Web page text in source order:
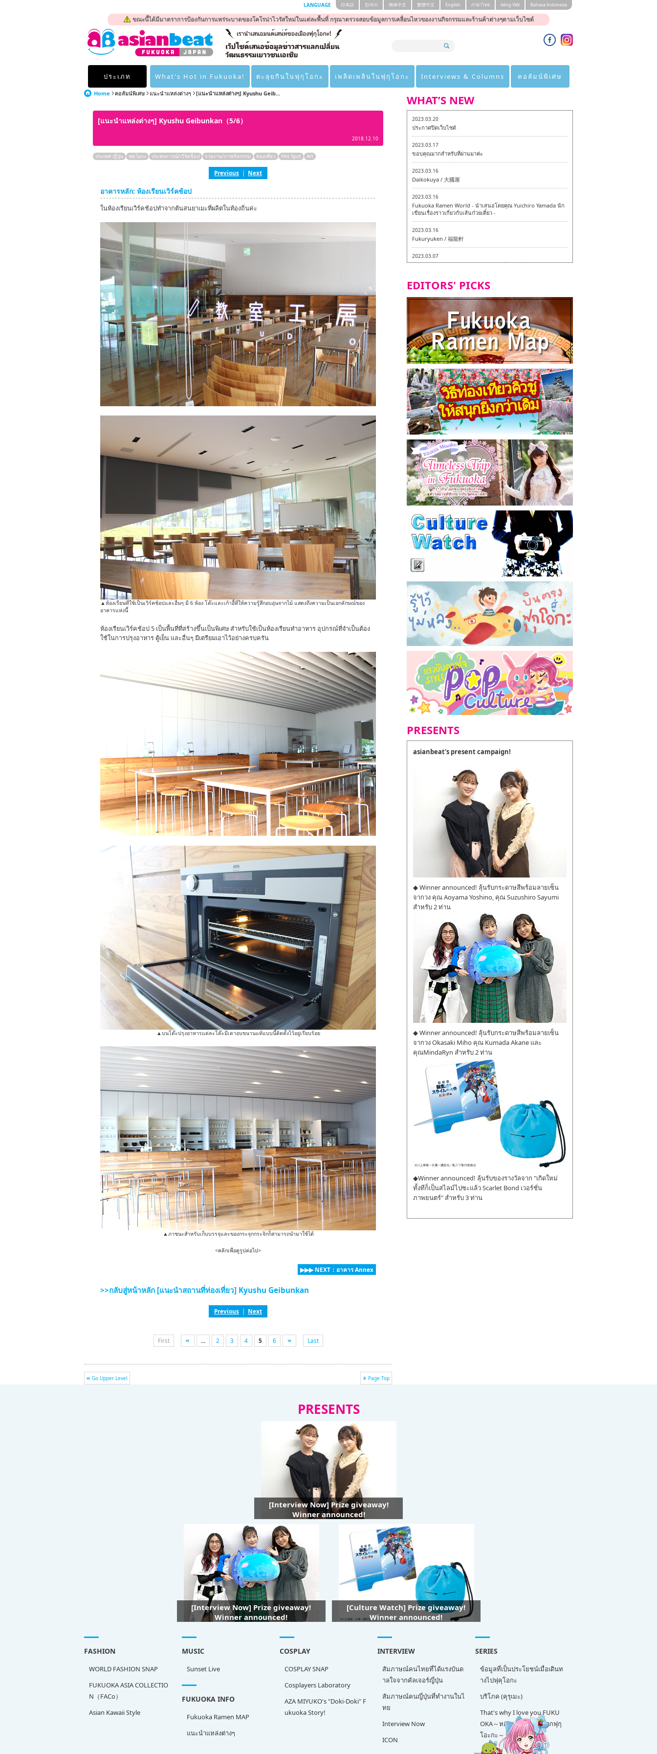
ขณะนี้ได้มีมาตราการป้องกันการแพร่ระบาดของโคโรน่าไวรัสใหม่ในแต่ละพื้นที่ กรุณาตรวจสอบข้อมูลการเคลื่อนไหวของงานกิจกรรมและร้านค้าต่างๆตามเว็บไซต์
LANGUAGE 日本語 한국어 簡体中文 繁體中文 English ภาษาไทย tiéng Viêt Bahasa Indonesia
ประเภท What's Hot in Fukuoka! ตะลุยกินในฟุกุโอกะ เพลิดเพลินในฟุกุโอกะ Interviews & Columns คอลัมน์พิเศษ
Home คอลัมน์พิเศษ แนะนำแหล่งต่างๆ [แนะนำแหล่งต่างๆ] Kyushu Geib...
[แนะนำแหล่งต่างๆ] Kyushu Geibunkan（5/6）
2018.12.10
ประเทศ ญี่ปุ่น ฟุคุโอกะ ประสบการณ์/เวิร์คช็อป รายงาน/ภาพกิจกรรม ท่องเที่ยว Hot Spot Art
Previous | Next
อาคารหลัก: ห้องเรียนเวิร์คช้อป
ในห้องเรียนเวิร์คช้อปทำจากต้นสนยาเมะที่ผลิตในท้องถิ่นค่ะ
▲ห้องเรียนที่ใช้เป็นเวิร์คช้อปและอื่นๆ มี 6 ห้อง โต๊ะและเก้าอี้ที่ให้ความรู้สึกอบอุ่นจากไม้ แสดงถึงความเป็นเอกลักษณ์ของ
อาคารแห่งนี้
ห้องเรียนเวิร์คช้อป 5 เป็นพื้นที่ที่สร้างขึ้นเป็นพิเศษ สำหรับใช้เป็นห้องเรียนทำอาหาร อุปกรณ์ที่จำเป็นต้อง
ใช้ในการปรุงอาหาร ตู้เย็น และอื่นๆ มีเตรียมเอาไว้อย่างครบครัน
▲บนโต๊ะปรุงอาหารแต่ละโต๊ะมีเตาอบขนานแท้แบบนี้ติดตั้งไว้อยู่เรียบร้อย
▲ภาชนะสำหรับเก็บบรรจุและของกระจุกกระจิกก็สามารถนำมาใช้ได้
<คลิกเพื่อดูรูปต่อไป>
▶▶▶ NEXT：อาคาร Annex
>>กลับสู่หน้าหลัก [แนะนำสถานที่ท่องเที่ยว] Kyushu Geibunkan
Previous | Next
First ... 2 3 4 5 6 Last
Go Upper Level Page Top
WHAT’S NEW
2023.03.20
ประกาศปิดเว็บไซต์
2023.03.17
ขอบคุณมากสำหรับที่ผ่านมาค่ะ
2023.03.16
Daikokuya / 大國屋
2023.03.16
Fukuoka Ramen World - นำเสนอโดยคุณ Yuichiro Yamada นัก
เขียนเรื่องราวเกี่ยวกับเส้นก๋วยเตี๋ยว -
2023.03.16
Fukuryuken / 福龍軒
2023.03.07
Isogiyokarazu สาขาหลักฮากาตะ - ทัวร์ชิมเมนูวีแกนและมังสวิรัติ
2023.03.07
ทัวร์ชิมเมนูวีแกนและมังสวิรัติในเมืองฟุกุโอกะ
2023.03.02
little stand Daimyo - ทัวร์ชิมเมนูวีแกนและมังสวิรัติในเมืองฟุกุโอ
กะ -
2023.02.28
Tochikuken Orio Honsha Udon-ten / 東筑軒 折尾本社うどん店
2023.02.27
Maruyoshi Shokudo / 丸好食堂
EDITORS' PICKS
PRESENTS
asianbeat's present campaign!
◆ Winner announced! ลุ้นรับกระดาษสีพร้อมลายเซ็น
จากวง คุณ Aoyama Yoshino, คุณ Suzushiro Sayumi
สำหรับ 2 ท่าน
◆ Winner announced! ลุ้นรับกระดาษสีพร้อมลายเซ็น
จากวง Okasaki Miho คุณ Kumada Akane และ
คุณMindaRyn สำหรับ 2 ท่าน
◆Winner announced! ลุ้นรับของรางวัลจาก "เกิดใหม่
ทั้งทีก็เป็นสไลม์ไปซะแล้ว Scarlet Bond เวอร์ชั่น
ภาพยนตร์" สำหรับ 3 ท่าน
PRESENTS
[Interview Now] Prize giveaway!
Winner announced!
[Interview Now] Prize giveaway!
Winner announced!
[Culture Watch] Prize giveaway!
Winner announced!
FASHION
WORLD FASHION SNAP
FUKUOKA ASIA COLLECTIO
N（FACo）
Asian Kawaii Style
MUSIC
Sunset Live
COSPLAY
COSPLAY SNAP
Cosplayers Laboratory
AZA MIYUKO's "Doki-Doki" F
ukuoka Story!
INTERVIEW
สัมภาษณ์คนไทยที่ได้แรงบันด
าลใจจากคัลเจอร์ญี่ปุ่น
สัมภาษณ์คนญี่ปุ่นที่ทำงานในไ
ทย
Interview Now
ICON
SERIES
ข้อมูลที่เป็นประโยชน์เมื่อเดินท
างไปฟุคุโอกะ
บริโภค (คุรุเมะ)
That's why I love you FUKU
OKA～หลายเรื่องน่ารักจากฟุกุ
โอะกะ～
FUKUOKA INFO
Fukuoka Ramen MAP
แนะนำแหล่งต่างๆ